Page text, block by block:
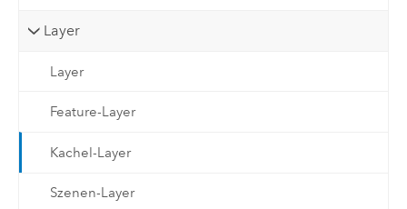
Layer
Layer
Feature-Layer
Kachel-Layer
Szenen-Layer